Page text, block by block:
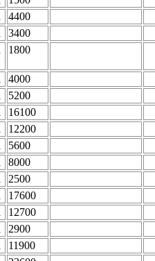
4400
3400
1800
4000
5200
16100
12200
5600
8000
2500
17600
12700
2900
11900